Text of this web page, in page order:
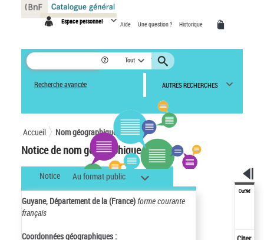
Espace personnel Aide Une question ? Historique
Tout
Recherche avancée AUTRES RECHERCHES
Accueil Nom géographique
Notice de nom géographique
Notice Au format public
Guyane, Département de la (France)forme courante
français
Coordonnées géographiques :
Outils
Panneau de gestion des cookies